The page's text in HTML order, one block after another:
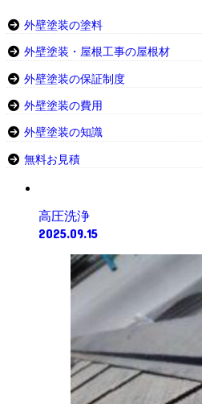
外壁塗装の塗料
外壁塗装・屋根工事の屋根材
外壁塗装の保証制度
外壁塗装の費用
外壁塗装の知識
無料お見積
高圧洗浄
2025.09.15